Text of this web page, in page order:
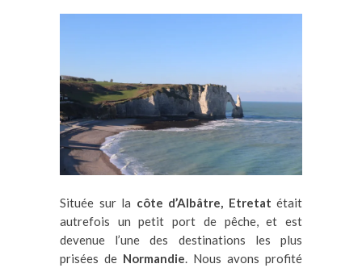
Située sur la côte d’Albâtre, Etretat était
autrefois un petit port de pêche, et est
devenue l’une des destinations les plus
prisées de Normandie. Nous avons profité